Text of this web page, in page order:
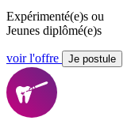
Expérimenté(e)s ou
Jeunes diplômé(e)s
voir l'offre Je postule